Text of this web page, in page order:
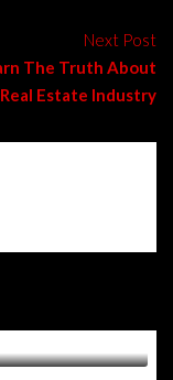
Next Post
The Truth About
Real Estate Industry